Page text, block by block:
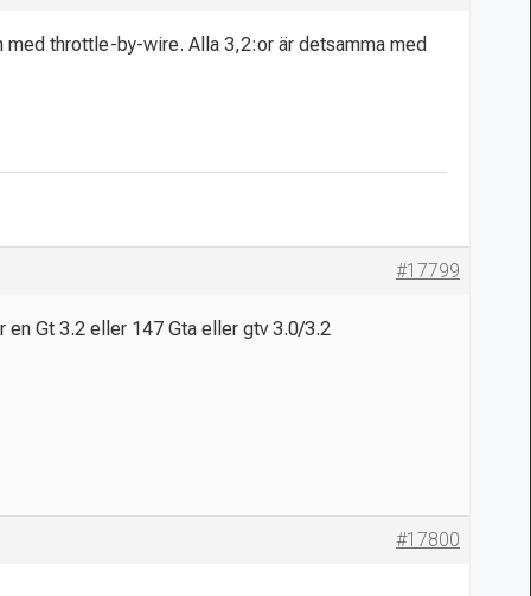
throttle-by-wire. Alla 3,2:or är detsamma med
#17799
en Gt 3.2 eller 147 Gta eller gtv 3.0/3.2
#17800